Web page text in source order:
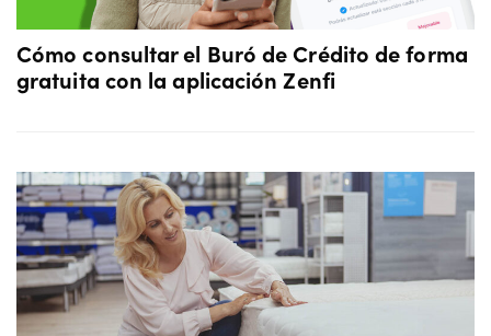
Cómo consultar el Buró de Crédito de forma
gratuita con la aplicación Zenfi